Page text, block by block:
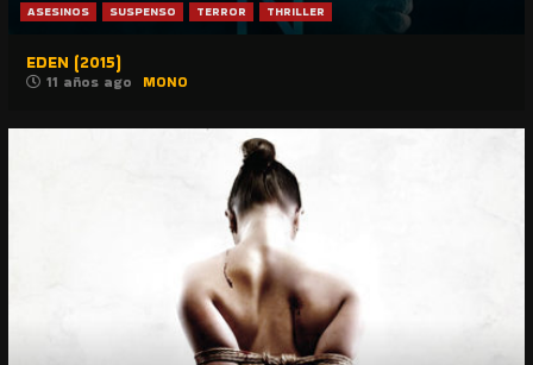
ASESINOS SUSPENSO TERROR THRILLER
EDEN (2015)
11 años ago MONO